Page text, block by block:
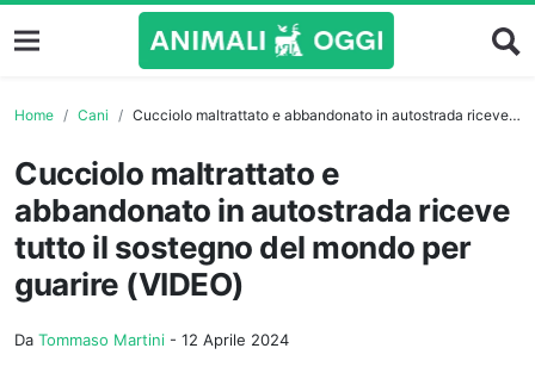
Home Cani Cucciolo maltrattato e abbandonato in autostrada riceve tutto il sostegno del mondo per guarire (VIDEO)
Cucciolo maltrattato e
abbandonato in autostrada riceve
tutto il sostegno del mondo per
guarire (VIDEO)
Da Tommaso Martini - 12 Aprile 2024